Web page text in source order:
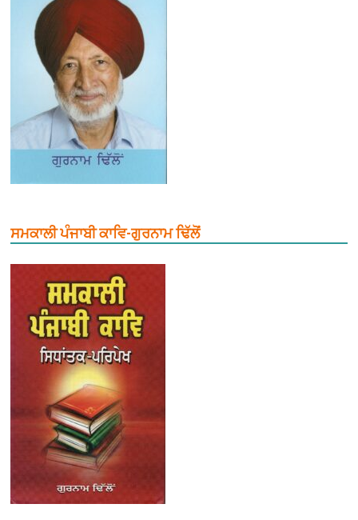
ਸਮਕਾਲੀ ਪੰਜਾਬੀ ਕਾਵਿ-ਗੁਰਨਾਮ ਢਿੱਲੋਂ